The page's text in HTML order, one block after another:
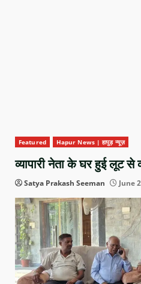
Featured Hapur News | हापुड़ न्यूज़
व्यापारी नेता के घर हुई लूट से
Satya Prakash Seeman June